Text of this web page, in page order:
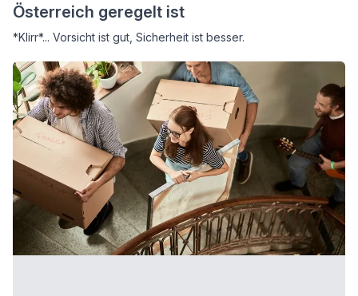
Österreich geregelt ist
*Klirr*... Vorsicht ist gut, Sicherheit ist besser.